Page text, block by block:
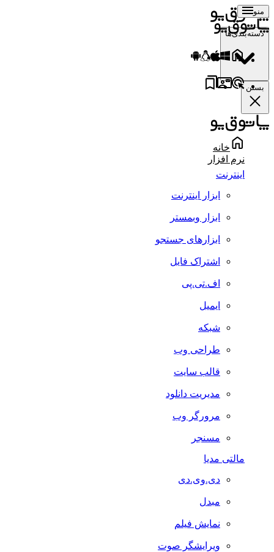
منو
دسته‌بندی‌ها
بستن
خانه
نرم افزار
اینترنت
ابزار اینترنت
ابزار وبمستر
ابزارهای جستجو
اشتراک فایل
اف.تی.پی
ایمیل
شبکه
طراحی وب
قالب سایت
مدیریت دانلود
مرورگر وب
مسنجر
مالتی مدیا
دی.وی.دی
مبدل
نمایش فیلم
ویرایشگر صوت